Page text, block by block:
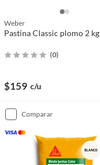
Weber
Pastina Classic plomo 2 kg
(0)
$159 c/u
comparar